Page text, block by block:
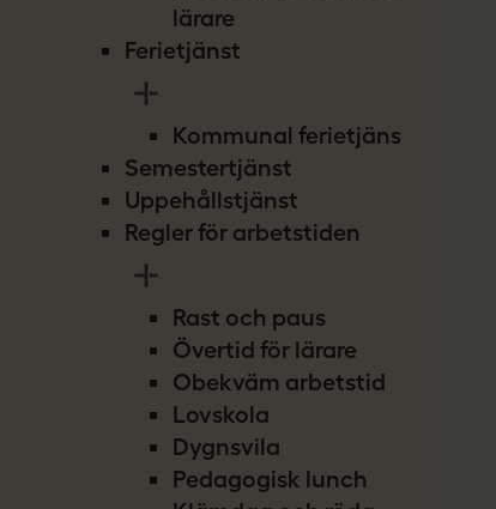
lärare
Ferietjänst
Kommunal ferietjänst
Semestertjänst
Uppehållstjänst
Regler för arbetstiden
Rast och paus
Övertid för lärare
Obekväm arbetstid
Lovskola
Dygnsvila
Pedagogisk lunch